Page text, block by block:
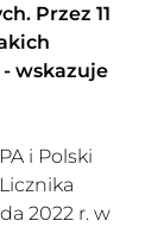
Przez 11
- wskazuje
i Polski
2022 r. w